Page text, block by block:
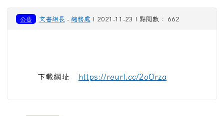
公告 文書組長 - 總務處 | 2021-11-23 | 點閱數： 662
下載網址 https://reurl.cc/2oOrza